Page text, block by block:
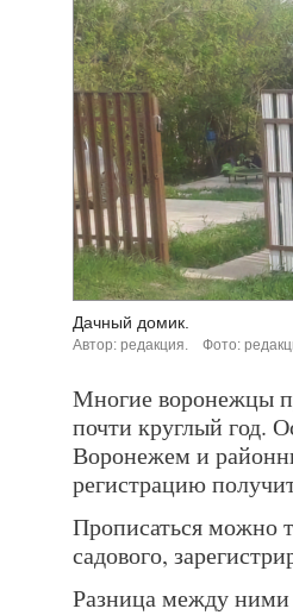
Дачный домик.
Автор: редакция. Фото:
Многие воронежцы
почти круглый год.
Воронежем и
регистрацию
Прописаться можно
садового,
Разница между ними